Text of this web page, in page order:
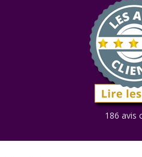
186 avis